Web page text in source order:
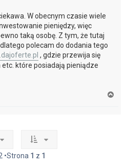
W obecnym czasie wiele
pieniędzy, więc
taką osobę. Z tym, że tutaj
polecam do dodania tego
, gdzie przewija się
które posiadają pieniądze
•Strona 1 z 1